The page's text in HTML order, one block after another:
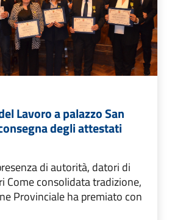
Lavoro a palazzo San
degli attestati
di autorità, datori di
Come consolidata tradizione,
Provinciale ha premiato con